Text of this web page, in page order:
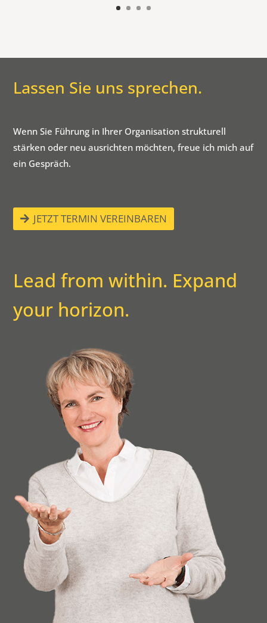
​Lassen Sie uns sprechen.
Wenn Sie Führung in Ihrer Organisation strukturell
stärken oder neu ausrichten möchten, freue ich mich auf
ein Gespräch.
JETZT TERMIN VEREINBAREN
​Lead from within. Expand
your horizon.